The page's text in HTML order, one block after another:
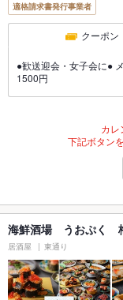
適格請求書発行事業者
クーポン
●歓送迎会・女子会に●
1500円
カレ
下記ボタン
海鮮酒場 うおぷく
居酒屋 東通り